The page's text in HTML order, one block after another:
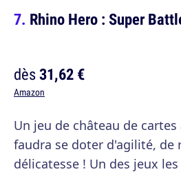
Rhino Hero : Super
dès31,62 €
Amazon
Un jeu de château de
faudra se doter d'agilité, de
délicatesse ! Un des jeux